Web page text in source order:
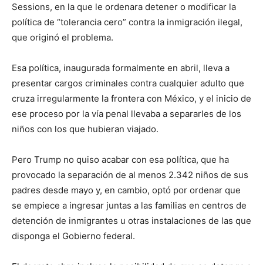
Sessions, en la que le ordenara detener o modificar la
política de “tolerancia cero” contra la inmigración ilegal,
que originó el problema.
Esa política, inaugurada formalmente en abril, lleva a
presentar cargos criminales contra cualquier adulto que
cruza irregularmente la frontera con México, y el inicio de
ese proceso por la vía penal llevaba a separarles de los
niños con los que hubieran viajado.
Pero Trump no quiso acabar con esa política, que ha
provocado la separación de al menos 2.342 niños de sus
padres desde mayo y, en cambio, optó por ordenar que
se empiece a ingresar juntas a las familias en centros de
detención de inmigrantes u otras instalaciones de las que
disponga el Gobierno federal.